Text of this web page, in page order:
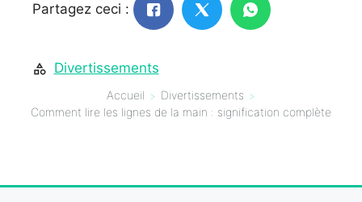
Partagez ceci :
Divertissements
Accueil
Divertissements
Comment lire les lignes de la main : signification complète